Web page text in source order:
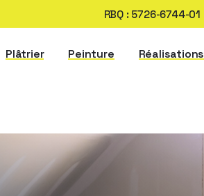
RBQ : 5726-6744-01
Plâtrier Peinture Réalisations